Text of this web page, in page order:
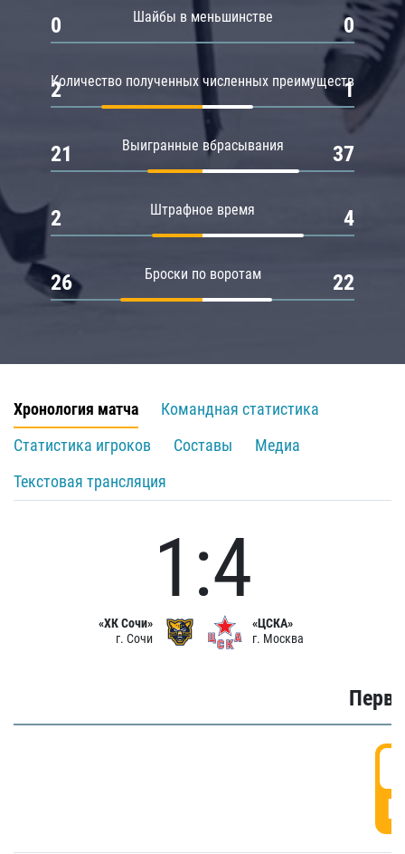
Шайбы в меньшинстве
0 0
Количество полученных численных преимуществ
2 1
Выигранные вбрасывания
21 37
Штрафное время
2 4
Броски по воротам
26 22
Хронология матча
Командная статистика
Статистика игроков
Составы
Медиа
Текстовая трансляция
«ХК Сочи»
г. Сочи
1:4
«ЦСКА»
г. Москва